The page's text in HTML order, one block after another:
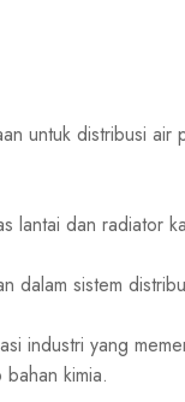
untuk distribusi
lantai dan radiator
dalam sistem
industri yang
kimia.